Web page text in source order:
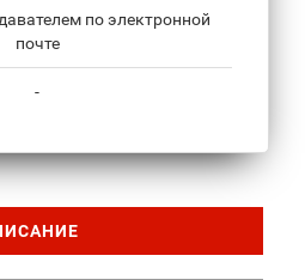
по электронной
почте
-